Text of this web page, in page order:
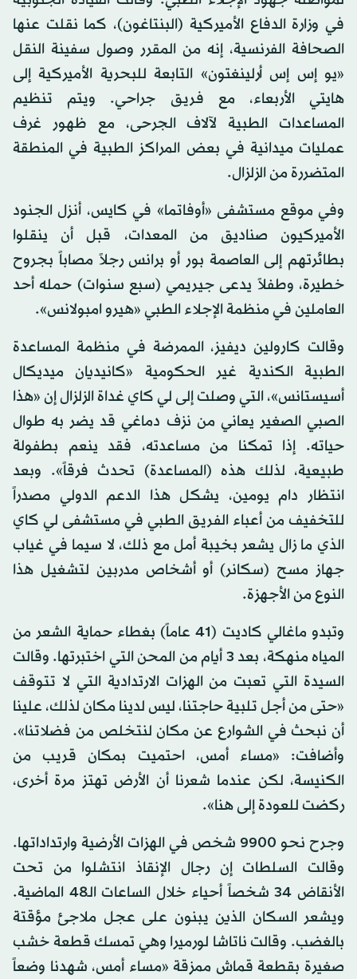
في وزارة الدفاع الأميركية (البنتاغون)، كما نقلت عنها
الصحافة الفرنسية، إنه من المقرر وصول سفينة النقل
«يو إس إس أرلينغتون» التابعة للبحرية الأميركية إلى
هايتي الأربعاء، مع فريق جراحي. ويتم تنظيم
المساعدات الطبية لآلاف الجرحى، مع ظهور غرف
عمليات ميدانية في بعض المراكز الطبية في المنطقة
المتضررة من الزلزال.
وفي موقع مستشفى «أوفاتما» في كايس، أنزل الجنود
الأميركيون صناديق من المعدات، قبل أن ينقلوا
بطائرتهم إلى العاصمة بور أو برانس رجلاً مصاباً بجروح
خطيرة، وطفلاً يدعى جيريمي (سبع سنوات) حمله أحد
العاملين في منظمة الإجلاء الطبي «هيرو امبولانس».
وقالت كارولين ديفيز، الممرضة في منظمة المساعدة
الطبية الكندية غير الحكومية «كانيديان ميديكال
أسيستانس»، التي وصلت إلى لي كاي غداة الزلزال إن «هذا
الصبي الصغير يعاني من نزف دماغي قد يضر به طوال
حياته. إذا تمكنا من مساعدته، فقد ينعم بطفولة
طبيعية، لذلك هذه (المساعدة) تحدث فرقاً». وبعد
انتظار دام يومين، يشكل هذا الدعم الدولي مصدراً
للتخفيف من أعباء الفريق الطبي في مستشفى لي كاي
الذي ما زال يشعر بخيبة أمل مع ذلك، لا سيما في غياب
جهاز مسح (سكانر) أو أشخاص مدربين لتشغيل هذا
النوع من الأجهزة.
وتبدو ماغالي كاديت (41 عاماً) بغطاء حماية الشعر من
المياه منهكة، بعد 3 أيام من المحن التي اختبرتها. وقالت
السيدة التي تعبت من الهزات الارتدادية التي لا تتوقف
«حتى من أجل تلبية حاجتنا، ليس لدينا مكان لذلك، علينا
أن نبحث في الشوارع عن مكان لنتخلص من فضلاتنا».
وأضافت: «مساء أمس، احتميت بمكان قريب من
الكنيسة، لكن عندما شعرنا أن الأرض تهتز مرة أخرى،
ركضت للعودة إلى هنا».
وجرح نحو 9900 شخص في الهزات الأرضية وارتداداتها.
وقالت السلطات إن رجال الإنقاذ انتشلوا من تحت
الأنقاض 34 شخصاً أحياء خلال الساعات الـ48 الماضية.
ويشعر السكان الذين يبنون على عجل ملاجئ مؤقتة
بالغضب. وقالت ناتاشا لورميرا وهي تمسك قطعة خشب
صغيرة بقطعة قماش ممزقة «مساء أمس، شهدنا وضعاً